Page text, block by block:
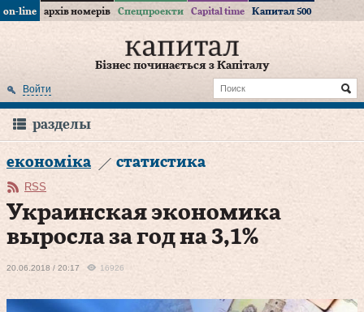
on-line архів номерів Спецпроекти Capital time Капитал 500
Бізнес починається з Капіталу
Войти
разделы
економіка статистика
RSS
Украинская экономика
выросла за год на 3,1%
20.06.2018 / 20:17 16926